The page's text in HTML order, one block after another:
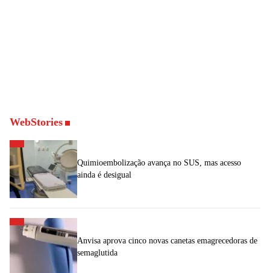
WebStories
Quimioembolização avança no SUS, mas acesso
ainda é desigual
Anvisa aprova cinco novas canetas emagrecedoras de
semaglutida